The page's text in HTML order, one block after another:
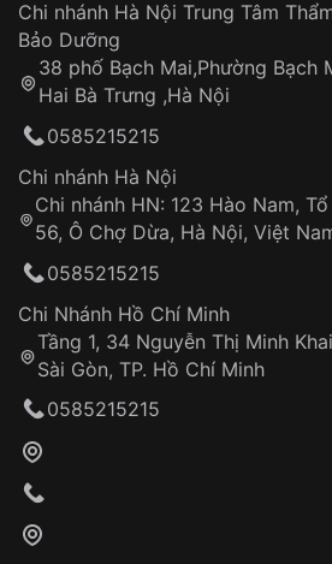
Áp dụng cho tất cả tỉnh
Thời gian tính từ khi xác
công
Hotline: 0585 215 215
Từ khóa SEO:
Khách hàng kiểm tra và
Dây đeo
Sản phẩm đã bị:
Tự ý sửa chữa
thống VNLUX
Đảm bảo quyền lợi khách
Đồng hành cùng khách
trình sử dụng
Chi nhánh Hà Nội Trung Tâm
Bảo Dưỡng
38 phố Bạch Mai,Phường Bạch
Hai Bà Trưng ,Hà Nội
0585215215
Chi nhánh Hà Nội
Chi nhánh HN: 123 Hào Nam,
56, Ô Chợ Dừa, Hà Nội, Việt
0585215215
Chi Nhánh Hồ Chí Minh
Tầng 1, 34 Nguyễn Thị Minh
Sài Gòn, TP. Hồ Chí Minh
0585215215